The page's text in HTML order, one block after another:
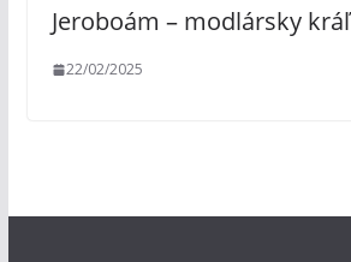
Jeroboám – modlársky kráľ
22/02/2025